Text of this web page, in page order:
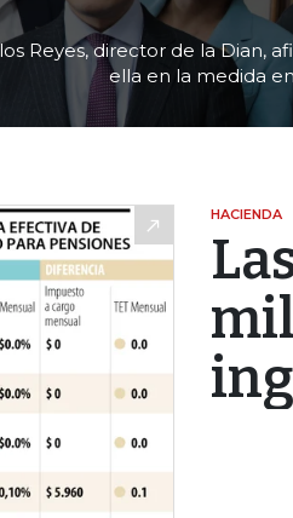
Reyes, director de la Dian,
ella en la medida
HACIENDA